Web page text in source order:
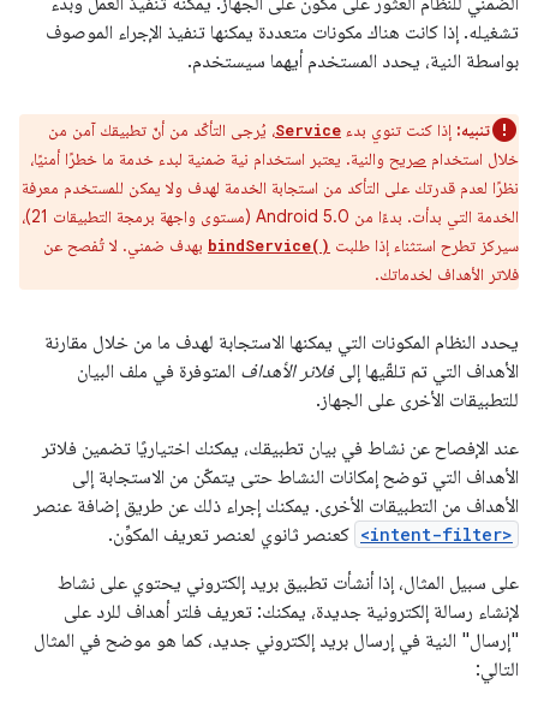
تشغيله. إذا كانت هناك مكونات متعددة يمكنها تنفيذ الإجراء الموصوف
بواسطة النية، يحدد المستخدم أيهما سيستخدم.
تنبيه: إذا كنت تنوي بدء Service، يُرجى التأكّد من أنّ تطبيقك آمن من
خلال استخدام صريح والنية. يعتبر استخدام نية ضمنية لبدء خدمة ما خطرًا أمنيًا،
نظرًا لعدم قدرتك على التأكد من استجابة الخدمة لهدف ولا يمكن للمستخدم معرفة
الخدمة التي بدأت. بدءًا من Android 5.0 (مستوى واجهة برمجة التطبيقات 21)،
سيركز تطرح استثناء إذا طلبت bindService() بهدف ضمني. لا تُفصح عن
فلاتر الأهداف لخدماتك.
يحدد النظام المكونات التي يمكنها الاستجابة لهدف ما من خلال مقارنة
الأهداف التي تم تلقّيها إلىفلاتر الأهداف المتوفرة في ملف البيان
للتطبيقات الأخرى على الجهاز.
عند الإفصاح عن نشاط في بيان تطبيقك، يمكنك اختياريًا تضمين فلاتر
الأهداف التي توضح إمكانات النشاط حتى يتمكّن من الاستجابة إلى
الأهداف من التطبيقات الأخرى. يمكنك إجراء ذلك عن طريق إضافة عنصر
<intent-filter> كعنصر ثانوي لعنصر تعريف المكوِّن.
على سبيل المثال، إذا أنشأت تطبيق بريد إلكتروني يحتوي على نشاط
لإنشاء رسالة إلكترونية جديدة، يمكنك: تعريف فلتر أهداف للرد على
"إرسال" النية في إرسال بريد إلكتروني جديد، كما هو موضح في المثال
التالي: